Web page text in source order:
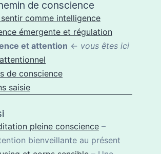
de conscience
comme intelligence
émergente et régulation
et attention ← vous êtes ici
de conscience
saisie
pleine conscience –
bienveillante au présent